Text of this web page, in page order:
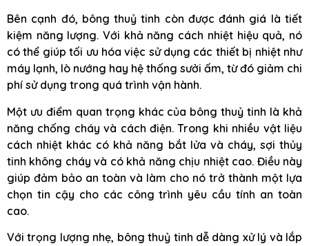
Bên cạnh đó, bông thuỷ tinh còn được đánh giá là tiết
kiệm năng lượng. Với khả năng cách nhiệt hiệu quả, nó
có thể giúp tối ưu hóa việc sử dụng các thiết bị nhiệt như
máy lạnh, lò nướng hay hệ thống sưởi ấm, từ đó giảm chi
phí sử dụng trong quá trình vận hành.
Một ưu điểm quan trọng khác của bông thuỷ tinh là khả
năng chống cháy và cách điện. Trong khi nhiều vật liệu
cách nhiệt khác có khả năng bắt lửa và cháy, sợi thủy
tinh không cháy và có khả năng chịu nhiệt cao. Điều này
giúp đảm bảo an toàn và làm cho nó trở thành một lựa
chọn tin cậy cho các công trình yêu cầu tính an toàn
cao.
Với trọng lượng nhẹ, bông thuỷ tinh dễ dàng xử lý và lắp